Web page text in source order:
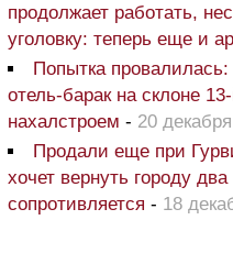
продолжает работать,
уголовку: теперь еще и
Попытка провалилась:
отель-барак на склоне
нахалстроем - 20
Продали еще при
хочет вернуть городу
сопротивляется - 18